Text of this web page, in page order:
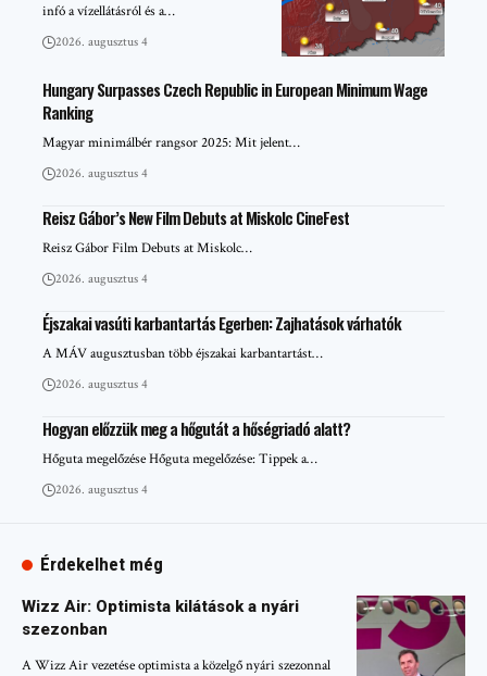
infó a vízellátásról és a…
2026. augusztus 4
Hungary Surpasses Czech Republic in European Minimum Wage
Ranking
Magyar minimálbér rangsor 2025: Mit jelent…
2026. augusztus 4
Reisz Gábor’s New Film Debuts at Miskolc CineFest
Reisz Gábor Film Debuts at Miskolc…
2026. augusztus 4
Éjszakai vasúti karbantartás Egerben: Zajhatások várhatók
A MÁV augusztusban több éjszakai karbantartást…
2026. augusztus 4
Hogyan előzzük meg a hőgutát a hőségriadó alatt?
Hőguta megelőzése Hőguta megelőzése: Tippek a…
2026. augusztus 4
Érdekelhet még
Wizz Air: Optimista kilátások a nyári
szezonban
A Wizz Air vezetése optimista a közelgő nyári szezonnal